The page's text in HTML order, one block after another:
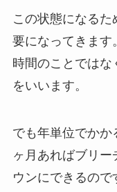
この状態になる
要になってきま
時間のことではな
をいいます。
でも年単位でかか
ヶ月あればブリー
ウンにできるので